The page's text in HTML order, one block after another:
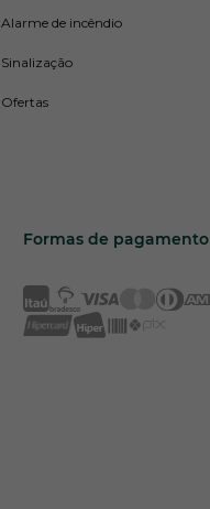
Alarme de incêndio
Sinalização
Ofertas
Formas de pagamento